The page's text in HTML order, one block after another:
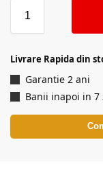
Livrare Rapida din
Garantie 2 ani
Banii inapoi in